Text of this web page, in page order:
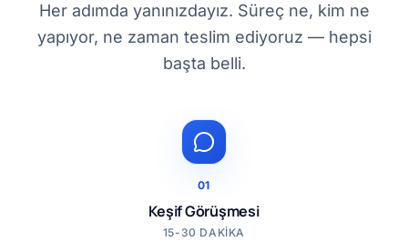
Her adımda yanınızdayız. Süreç ne, kim ne
yapıyor, ne zaman teslim ediyoruz — hepsi
başta belli.
01
Keşif Görüşmesi
15-30 DAKIKA